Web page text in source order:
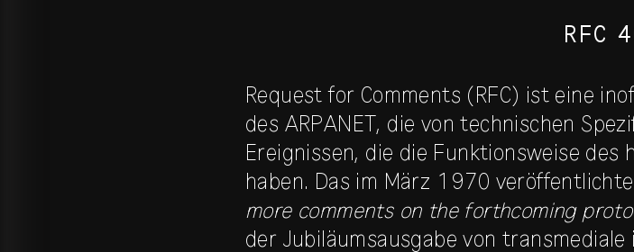
RFC
Request for Comments (RFC) ist eine
des ARPANET, die von technischen
Ereignissen, die die Funktionsweise
haben. Das im März 1970
more comments on the forthcoming
der Jubiläumsausgabe von